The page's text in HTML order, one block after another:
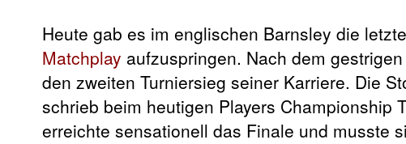
Heute gab es im englischen Barnsley die
Matchplay aufzuspringen. Nach dem
den zweiten Turniersieg seiner Karriere. Die
schrieb beim heutigen Players Championship
erreichte sensationell das Finale und musste